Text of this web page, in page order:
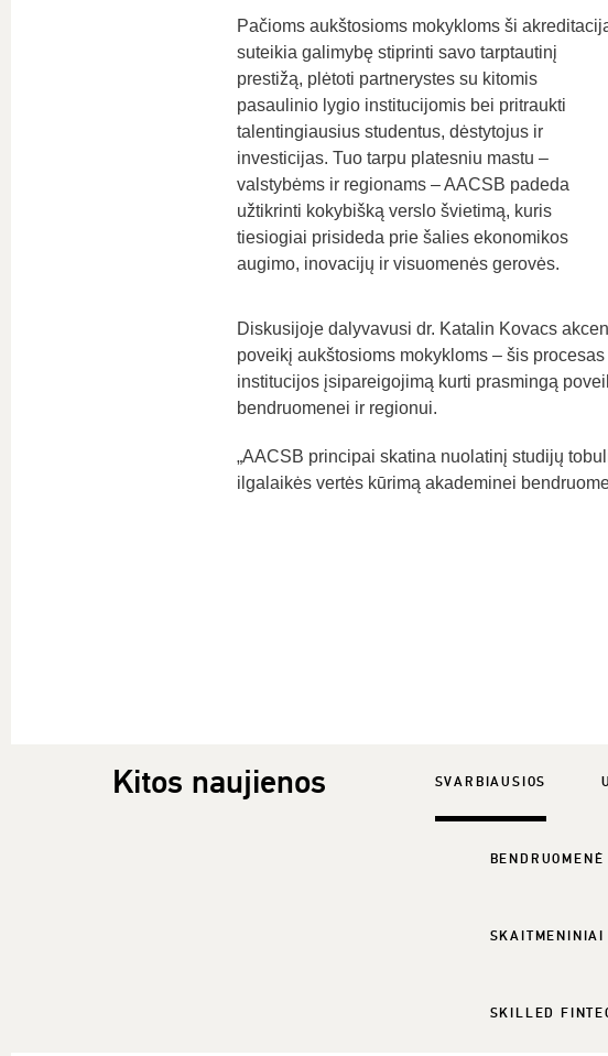
Pačioms aukštosioms mokykloms ši
suteikia galimybę stiprinti savo tarptautinį
prestižą, plėtoti partnerystes su kitomis
pasaulinio lygio institucijomis bei pritraukti
talentingiausius studentus, dėstytojus ir
investicijas. Tuo tarpu platesniu mastu –
valstybėms ir regionams – AACSB padeda
užtikrinti kokybišką verslo švietimą, kuris
tiesiogiai prisideda prie šalies ekonomikos
augimo, inovacijų ir visuomenės gerovės.
Diskusijoje dalyvavusi dr. Katalin Kovacs
poveikį aukštosioms mokykloms – šis
institucijos įsipareigojimą kurti prasmingą
bendruomenei ir regionui.
„AACSB principai skatina nuolatinį studijų
ilgalaikės vertės kūrimą akademinei
Kitos naujienos SVARBIAUSIOS
BENDRUOMENĖ
SKILLED